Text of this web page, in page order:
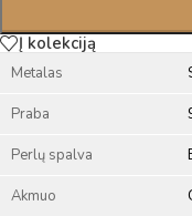
Į kolekciją
Metalas
Praba
Perlų spalva
Akmuo